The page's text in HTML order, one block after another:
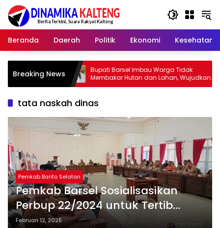
Langsung
konten
Beranda
Daerah Politik Ekonomi Kesehatan
Breaking News
Bupati Barsel Imbau Warga Tidak
Membakar Hutan dan Lahan, Wujudkan
Barito Selatan Bebas Kabut Asap
Kapolres
2026, Ajak
yang Jujur
tata naskah dinas
Pemkab Barito Selatan
Pemkab Barsel Sosialisasikan
Perbup 22/2024 untuk Tertib
Administrasi Pemerintahan
Februari 12, 2025